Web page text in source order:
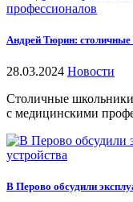
Андрей Тюрин: столичные
28.03.2024 Новости
Столичные школьники
с медицинскими
В Перово обсудили